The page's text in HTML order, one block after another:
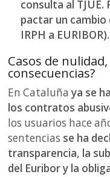
consulta al
pactar un cambio
IRPH a EURIBOR).
Casos de
consecuencias?
En Cataluña ya se
los contratos
los usuarios hace
sentencias se ha
transparencia, la
del Euribor y la